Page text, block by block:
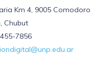
Km 4, 9005 Comodoro
Chubut
7856